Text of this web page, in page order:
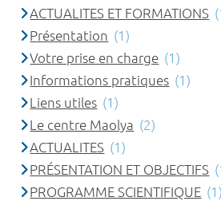
ACTUALITES ET FORMATIONS
Présentation (1)
Votre prise en charge (1)
Informations pratiques (1)
Liens utiles (1)
Le centre Maolya (2)
ACTUALITES (1)
PRÉSENTATION ET OBJECTIFS
PROGRAMME SCIENTIFIQUE (1)